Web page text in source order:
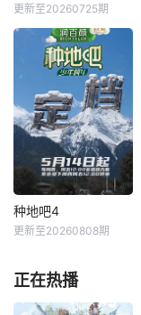
更新至20260725期
种地吧4
更新至20260808期
正在热播